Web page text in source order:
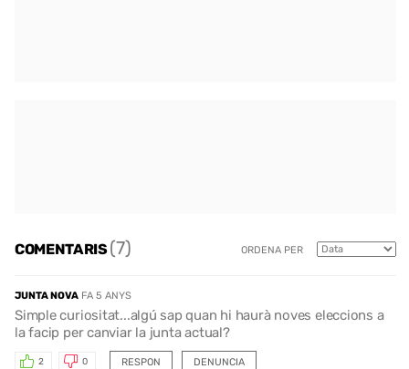
COMENTARIS(7) ORDENA PER
JUNTA NOVA FA 5 ANYS
Simple curiositat...algú sap quan hi haurà noves eleccions a
la facip per canviar la junta actual?
RESPON
2 0 DENUNCIA